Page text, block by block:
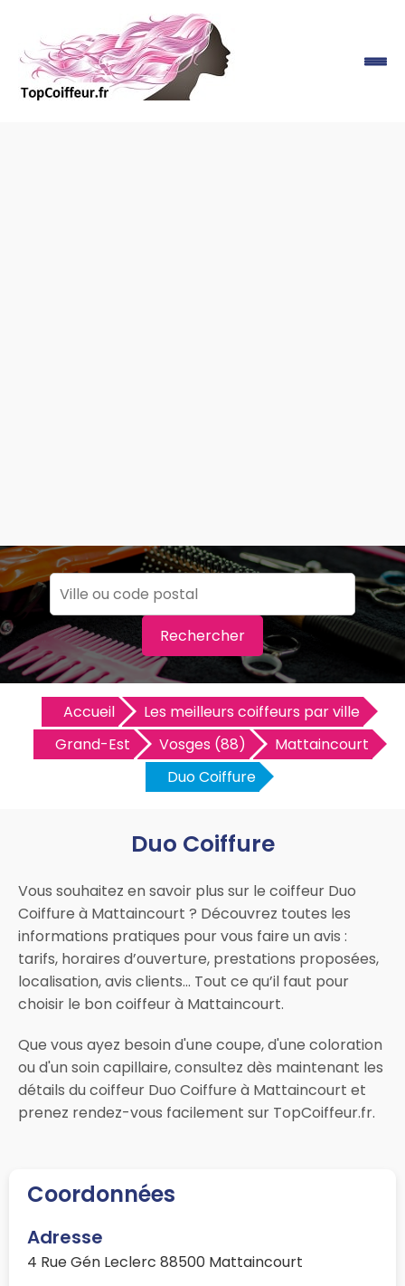
Rechercher
Accueil
Les meilleurs coiffeurs par ville
Grand-Est
Vosges (88)
Mattaincourt
Duo Coiffure
Duo Coiffure
Vous souhaitez en savoir plus sur le coiffeur Duo
Coiffure à Mattaincourt ? Découvrez toutes les
informations pratiques pour vous faire un avis :
tarifs, horaires d’ouverture, prestations proposées,
localisation, avis clients… Tout ce qu’il faut pour
choisir le bon coiffeur à Mattaincourt.
Que vous ayez besoin d'une coupe, d'une coloration
ou d'un soin capillaire, consultez dès maintenant les
détails du coiffeur Duo Coiffure à Mattaincourt et
prenez rendez-vous facilement sur TopCoiffeur.fr.
Coordonnées
Adresse
4 Rue Gén Leclerc 88500 Mattaincourt